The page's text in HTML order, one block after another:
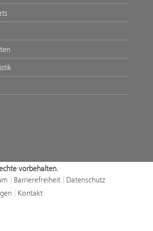
vorbehalten.
Barrierefreiheit
Datenschutz
Kontakt